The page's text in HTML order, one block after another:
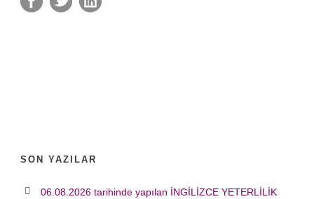
SON YAZILAR
06.08.2026 tarihinde yapılan İNGİLİZCE YETERLİLİK